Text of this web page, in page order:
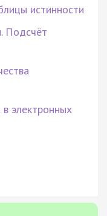
истинности
Подсчёт
электронных